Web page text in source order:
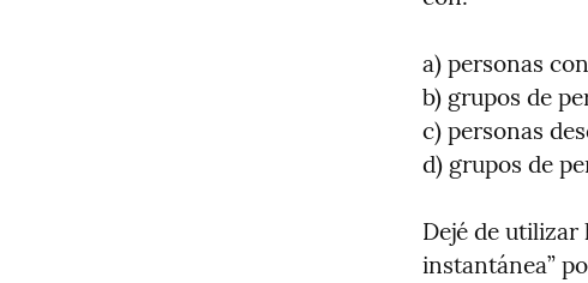
a) personas
b) grupos de
c) personas
d) grupos de
Dejé de utilizar
instantánea”